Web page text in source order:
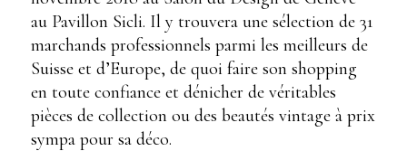
au Pavillon Sicli. Il y trouvera une sélection de 31
marchands professionnels parmi les meilleurs de
Suisse et d’Europe, de quoi faire son shopping
en toute confiance et dénicher de véritables
pièces de collection ou des beautés vintage à prix
sympa pour sa déco.